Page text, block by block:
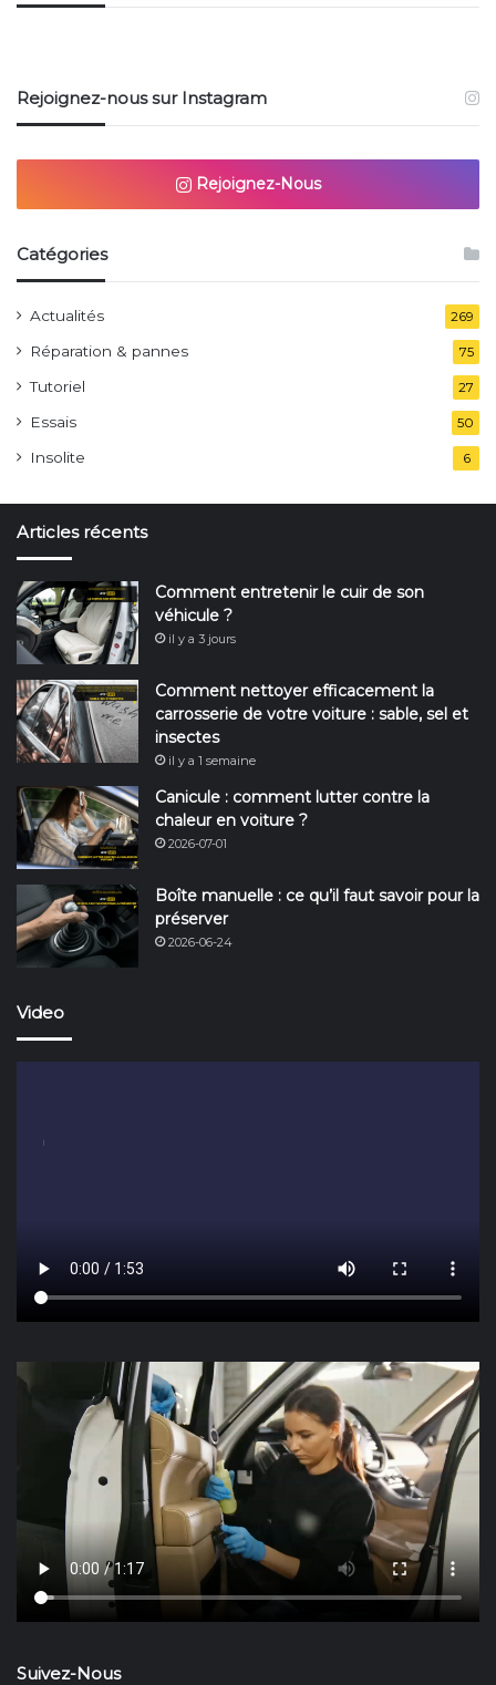
Rejoignez-nous sur Instagram
Rejoignez-Nous
Catégories
Actualités 269
Réparation & pannes 75
Tutoriel 27
Essais 50
Insolite 6
Articles récents
Comment entretenir le cuir de son
véhicule ?
il y a 3 jours
Comment nettoyer efficacement la
carrosserie de votre voiture : sable, sel et
insectes
il y a 1 semaine
Canicule : comment lutter contre la
chaleur en voiture ?
2026-07-01
Boîte manuelle : ce qu’il faut savoir pour la
préserver
2026-06-24
Video
Suivez-Nous